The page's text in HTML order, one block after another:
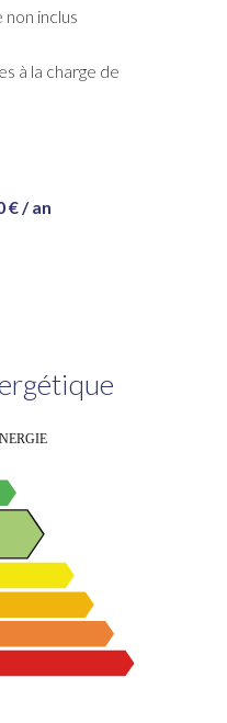
inclus
à la charge de
€ / an